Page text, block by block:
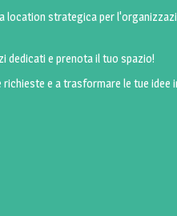
location strategica per
dedicati e prenota il tuo spazio!
e a trasformare le tue idee